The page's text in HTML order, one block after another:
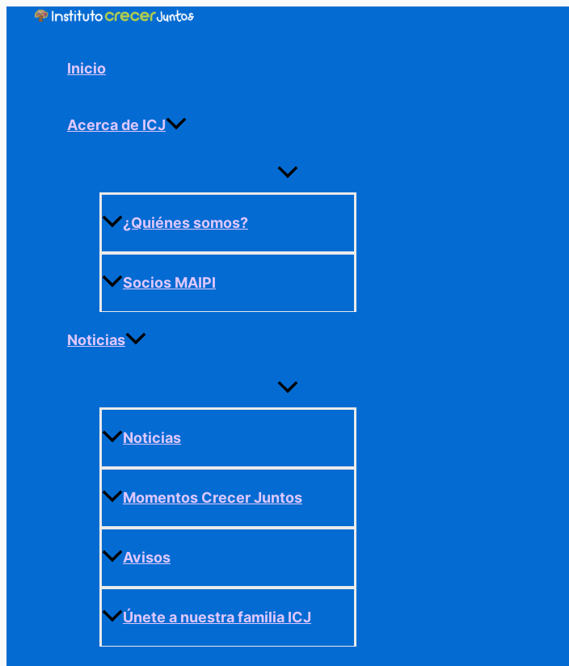
Inicio
Acerca de ICJ
Alternar
¿Quiénes somos?
Socios MAIPI
Noticias
Alternar
Noticias
Momentos Crecer Juntos
Avisos
Únete a nuestra familia ICJ